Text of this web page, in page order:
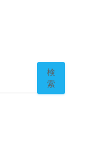
検
索